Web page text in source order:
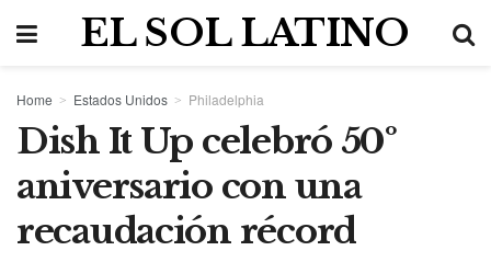
EL SOL LATINO
Home Estados Unidos Philadelphia
Dish It Up celebró 50º
aniversario con una
recaudación récord